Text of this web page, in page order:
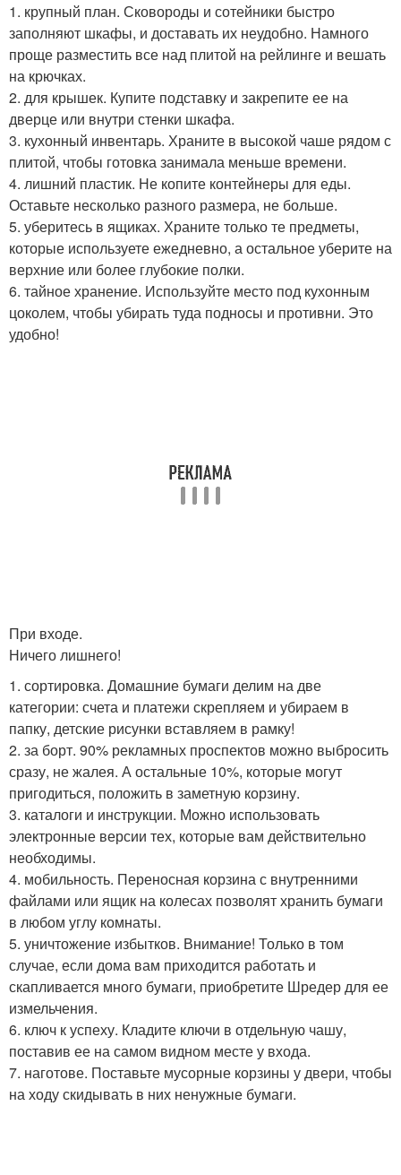
1. крупный план. Сковороды и сотейники быстро
заполняют шкафы, и доставать их неудобно. Намного
проще разместить все над плитой на рейлинге и вешать
на крючках.
2. для крышек. Купите подставку и закрепите ее на
дверце или внутри стенки шкафа.
3. кухонный инвентарь. Храните в высокой чаше рядом с
плитой, чтобы готовка занимала меньше времени.
4. лишний пластик. Не копите контейнеры для еды.
Оставьте несколько разного размера, не больше.
5. уберитесь в ящиках. Храните только те предметы,
которые используете ежедневно, а остальное уберите на
верхние или более глубокие полки.
6. тайное хранение. Используйте место под кухонным
цоколем, чтобы убирать туда подносы и противни. Это
удобно!
При входе.
Ничего лишнего!
1. сортировка. Домашние бумаги делим на две
категории: счета и платежи скрепляем и убираем в
папку, детские рисунки вставляем в рамку!
2. за борт. 90% рекламных проспектов можно выбросить
сразу, не жалея. А остальные 10%, которые могут
пригодиться, положить в заметную корзину.
3. каталоги и инструкции. Можно использовать
электронные версии тех, которые вам действительно
необходимы.
4. мобильность. Переносная корзина с внутренними
файлами или ящик на колесах позволят хранить бумаги
в любом углу комнаты.
5. уничтожение избытков. Внимание! Только в том
случае, если дома вам приходится работать и
скапливается много бумаги, приобретите Шредер для ее
измельчения.
6. ключ к успеху. Кладите ключи в отдельную чашу,
поставив ее на самом видном месте у входа.
7. наготове. Поставьте мусорные корзины у двери, чтобы
на ходу скидывать в них ненужные бумаги.